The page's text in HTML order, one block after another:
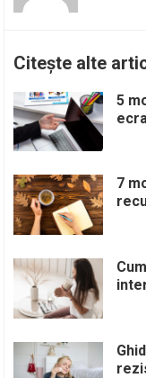
Citește alte
5
7